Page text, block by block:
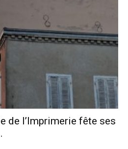
de l’Imprimerie fête ses